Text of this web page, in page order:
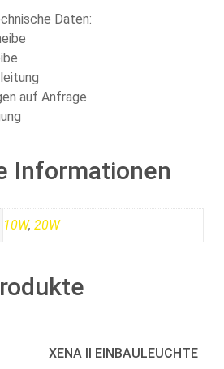
Daten:
auf Anfrage
Informationen
10W, 20W
XENA II EINBAULEUCHTE